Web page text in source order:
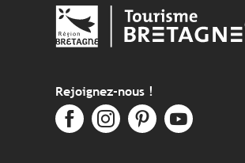
Rejoignez-nous !